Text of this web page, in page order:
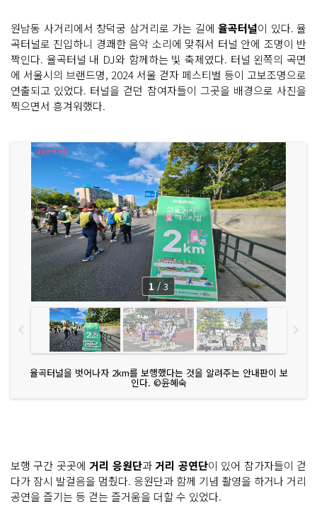
원남동 사거리에서 창덕궁 삼거리로 가는 길에 율곡터널이 있다. 율
곡터널로 진입하니 경쾌한 음악 소리에 맞춰서 터널 안에 조명이 반
짝인다. 율곡터널 내 DJ와 함께하는 빛 축제였다. 터널 왼쪽의 곡면
에 서울시의 브랜드명, 2024 서울 걷자 페스티벌 등이 고보조명으로
연출되고 있었다. 터널을 걷던 참여자들이 그곳을 배경으로 사진을
찍으면서 흥겨워했다.
율곡터널을 벗어나자 2km를 보행했다는 것을 알려주는 안내판이 보
인다. ©윤혜숙
1 / 3
보행 구간 곳곳에 거리 응원단과 거리 공연단이 있어 참가자들이 걷
다가 잠시 발걸음을 멈췄다. 응원단과 함께 기념 촬영을 하거나 거리
공연을 즐기는 등 걷는 즐거움을 더할 수 있었다.